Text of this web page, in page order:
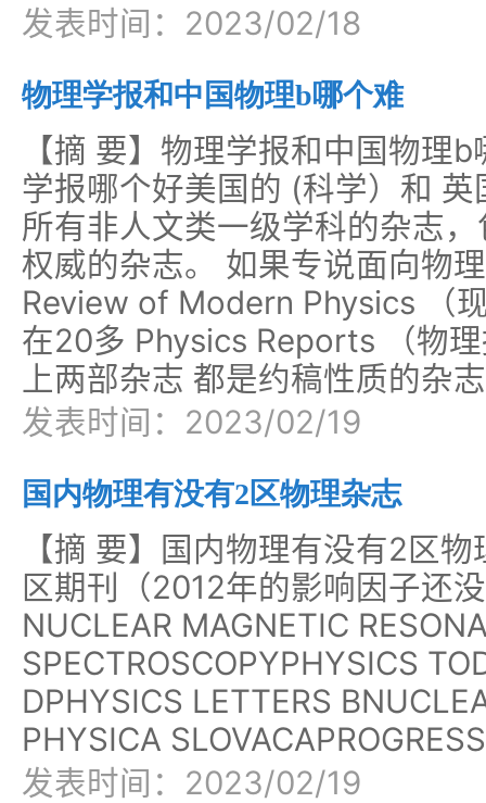
发表时间：2023/02/18
物理学报和中国物理b哪个难
【摘 要】物理学报和中国物理
学报哪个好美国的 (科学）和
所有非人文类一级学科的杂志
权威的杂志。 如果专说面向物
Review of Modern Physics （
在20多 Physics Reports （物
上两部杂志 都是约稿性质的杂
发表时间：2023/02/19
国内物理有没有2区物理杂志
【摘 要】国内物理有没有2区
区期刊（2012年的影响因子还
NUCLEAR MAGNETIC
SPECTROSCOPYPHYSICS
DPHYSICS LETTERS
PHYSICA
发表时间：2023/02/19